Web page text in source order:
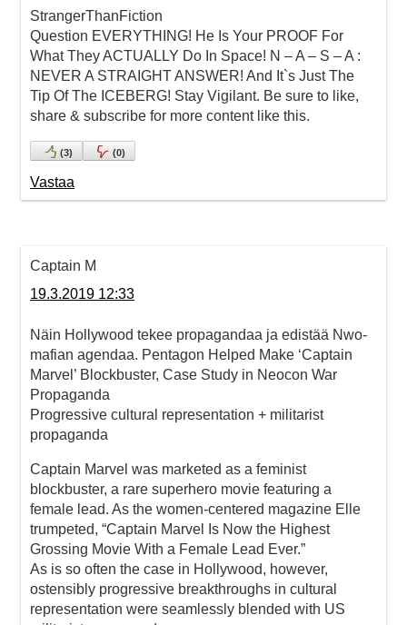
StrangerThanFiction
Question EVERYTHING! He Is Your PROOF For
What They ACTUALLY Do In Space! N – A – S – A :
NEVER A STRAIGHT ANSWER! And It`s Just The
Tip Of The ICEBERG! Stay Vigilant. Be sure to like,
share & subscribe for more content like this.
(3) (0)
Vastaa
Captain M
19.3.2019 12:33
Näin Hollywood tekee propagandaa ja edistää Nwo-
mafian agendaa. Pentagon Helped Make ‘Captain
Marvel’ Blockbuster, Case Study in Neocon War
Propaganda
Progressive cultural representation + militarist
propaganda
Captain Marvel was marketed as a feminist
blockbuster, a rare superhero movie featuring a
female lead. As the women-centered magazine Elle
trumpeted, “Captain Marvel Is Now the Highest
Grossing Movie With a Female Lead Ever.”
As is so often the case in Hollywood, however,
ostensibly progressive breakthroughs in cultural
representation were seamlessly blended with US